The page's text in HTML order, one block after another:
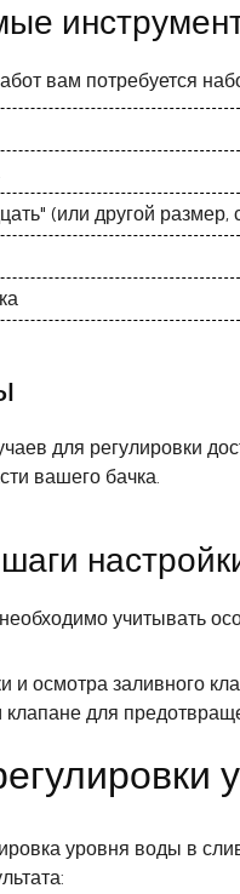
вам потребуется
(или другой размер,
для регулировки
вашего бачка.
учитывать
и осмотра заливного
клапане для
уровня воды в